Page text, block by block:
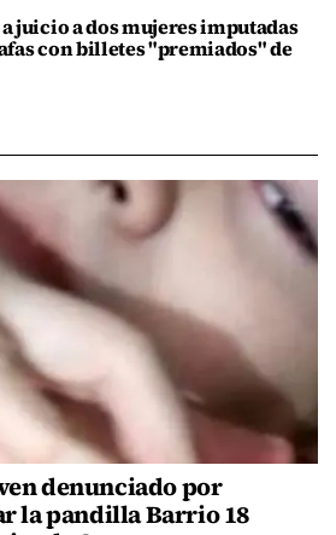
juicio a dos mujeres imputadas
con billetes "premiados" de
denunciado por
la pandilla Barrio 18